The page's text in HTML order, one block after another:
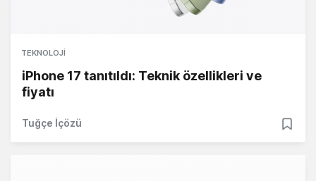
TEKNOLOJI
iPhone 17 tanıtıldı: Teknik özellikleri ve
fiyatı
Tuğçe İçözü